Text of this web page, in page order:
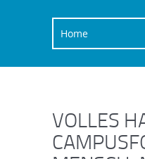
VOLLES